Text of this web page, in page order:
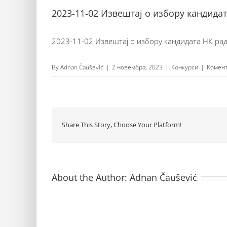
2023-11-02 Извештај о избору
2023-11-02 Извештај о избору кандидата НК
ByAdnan Čaušević | 2 новембра, 2023 | Конкурси |
Share This Story, Choose Your Platform!
About the Author: Adnan Čaušević